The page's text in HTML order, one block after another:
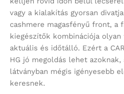
vagy a kialakítás gyorsan
cashmere magasfényű front, a
kiegészítők kombinációja
aktuális és időtálló. Ezért a
HG jó megoldás lehet
látványban mégis igényesebb
keresnek.